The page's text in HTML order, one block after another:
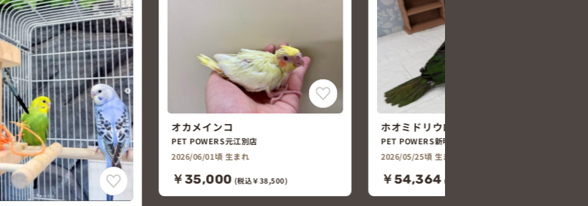
オカメインコ
PET POWERS元江別店
2026/06/01頃 生まれ
￥35,000 (税込￥38,500)
ホオミドリウロコインコ
PET POWERS新明店
2026/05/25頃 生まれ
￥54,364 (税込￥59,800)